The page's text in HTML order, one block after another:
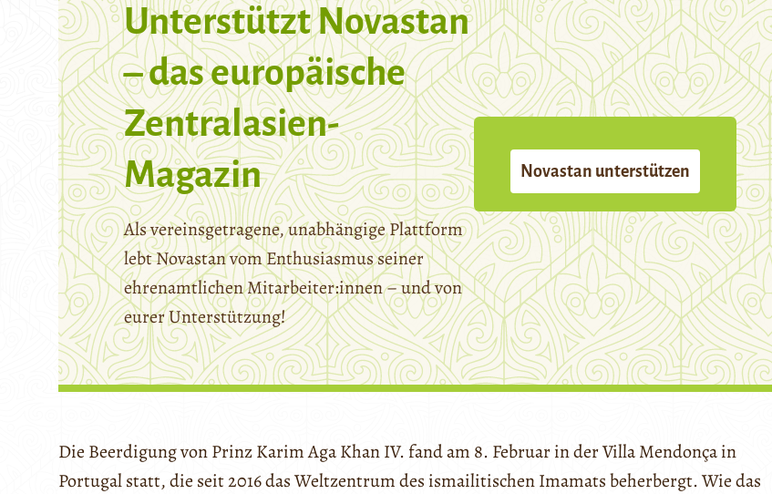
Unterstützt Novastan
– das europäische
Zentralasien-
Magazin
Als vereinsgetragene, unabhängige Plattform
lebt Novastan vom Enthusiasmus seiner
ehrenamtlichen Mitarbeiter:innen – und von
eurer Unterstützung!
Novastan unterstützen
Die Beerdigung von Prinz Karim Aga Khan IV. fand am 8. Februar in der Villa Mendonça in
Portugal statt, die seit 2016 das Weltzentrum des ismailitischen Imamats beherbergt. Wie das